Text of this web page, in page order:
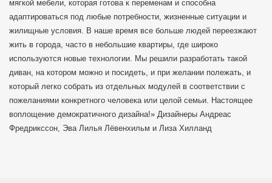
мягкой мебели, которая готова к переменам и способна
адаптироваться под любые потребности, жизненные ситуации и
жилищные условия. В наше время все больше людей переезжают
жить в города, часто в небольшие квартиры, где широко
используются новые технологии. Мы решили разработать такой
диван, на котором можно и посидеть, и при желании полежать, и
который легко собрать из отдельных модулей в соответствии с
пожеланиями конкретного человека или целой семьи. Настоящее
воплощение демократичного дизайна!» Дизайнеры Андреас
Фредрикссон, Эва Лилья Лёвенхильм и Лиза Хилланд